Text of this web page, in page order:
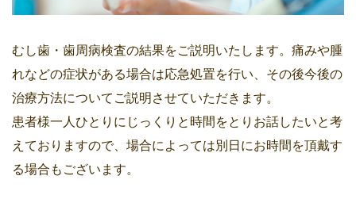
むし歯・歯周病検査の結果をご説明いたします。痛みや腫
れなどの症状がある場合は応急処置を行い、その後今後の
治療方法についてご説明させていただきます。
患者様一人ひとりにじっくりと時間をとりお話したいと考
えておりますので、場合によっては別日にお時間を頂戴す
る場合もございます。